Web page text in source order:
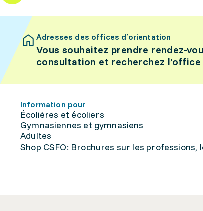
Adresses des offices d’orientation
Vous souhaitez prendre rendez-
consultation et recherchez
Information pour
Écolières et écoliers
Gymnasiennes et gymnasiens
Adultes
Shop CSFO: Brochures sur les